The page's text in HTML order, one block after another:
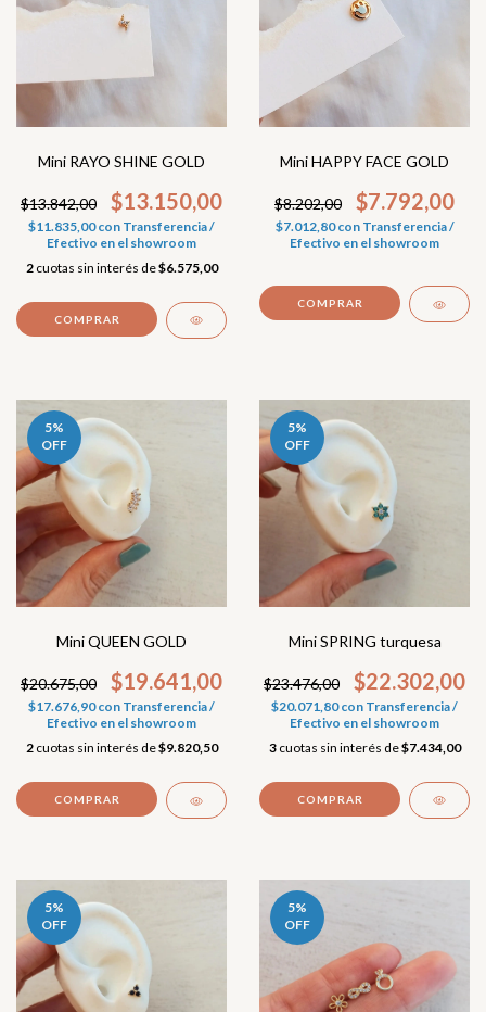
Mini RAYO SHINE GOLD
$13.842,00 $13.150,00
$11.835,00con Transferencia /
Efectivo en el showroom
2 cuotas sin interés de$6.575,00
Mini HAPPY FACE GOLD
$8.202,00 $7.792,00
$7.012,80con Transferencia /
Efectivo en el showroom
5%
OFF
Mini QUEEN GOLD
$20.675,00 $19.641,00
$17.676,90con Transferencia /
Efectivo en el showroom
2 cuotas sin interés de$9.820,50
5%
OFF
Mini SPRING turquesa
$23.476,00 $22.302,00
$20.071,80con Transferencia /
Efectivo en el showroom
3 cuotas sin interés de$7.434,00
5%
OFF
5%
OFF